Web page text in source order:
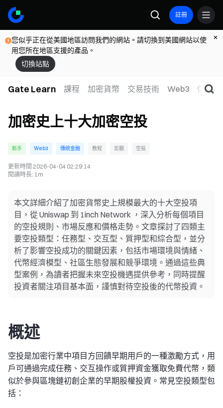
註冊
您似乎正在從美國地區訪問我們的網站。請切換到美國網站以使
用您所在地區支援的產品。
切換站點
Gate Learn 課程 加密貨幣 交易技術 Web3 傳統金
加密史上十大加密空投
新手 Web3 傳統金融 教程 宏觀 空投
更新時間 2026-04-04 02:29:14
閱讀時長: 1m
本文詳細介紹了加密貨幣史上規模最大的十大空投項
目，從 Uniswap 到 1inch Network ，深入分析每個項目
的空投規則、市場反應和價格走勢。文章探討了四類主
要空投類型：任務型、交互型、質押型和綜合型，並分
析了影響空投成功的關鍵因素，包括市場環境與情緒、
代幣經濟模型、社區生態發展和競爭環境。通過這些典
型案例，為讀者把握未來空投機遇提供參考，同時提醒
投資者關注項目基本面，謹慎對待空投後的代幣投資。
概述
空投是加密行業中項目方回饋早期用戶的一種激勵方式，用
戶可通過完成任務、交互操作或質押資金獲取免費代幣，類
似於參與區塊鏈初創企業的早期股權投資。常見空投類型包
括：